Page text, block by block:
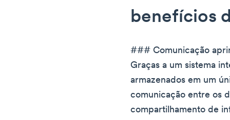
benefícios
### Comunicação
Graças a um sistema
armazenados em um
comunicação entre os
compartilhamento de